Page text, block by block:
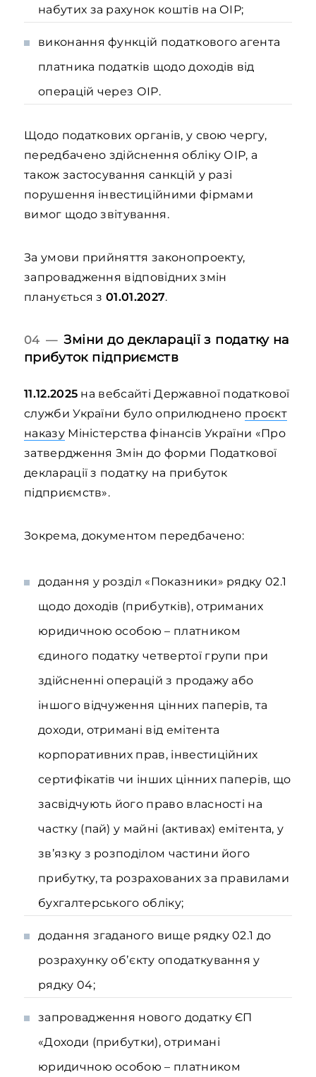
набутих за рахунок коштів на ОІР;
виконання функцій податкового агента
платника податків щодо доходів від
операцій через ОІР.
Щодо податкових органів, у свою чергу,
передбачено здійснення обліку ОІР, а
також застосування санкцій у разі
порушення інвестиційними фірмами
вимог щодо звітування.
За умови прийняття законопроекту,
запровадження відповідних змін
планується з01.01.2027.
04 —Зміни до декларації з податку на
прибуток підприємств
11.12.2025 на вебсайті Державної податкової
служби України було оприлюднено проєкт
наказуМіністерства фінансів України «Про
затвердження Змін до форми Податкової
декларації з податку на прибуток
підприємств».
Зокрема, документом передбачено:
додання у розділ «Показники» рядку 02.1
щодо доходів (прибутків), отриманих
юридичною особою – платником
єдиного податку четвертої групи при
здійсненні операцій з продажу або
іншого відчуження цінних паперів, та
доходи, отримані від емітента
корпоративних прав, інвестиційних
сертифікатів чи інших цінних паперів, що
засвідчують його право власності на
частку (пай) у майні (активах) емітента, у
зв’язку з розподілом частини його
прибутку, та розрахованих за правилами
бухгалтерського обліку;
додання згаданого вище рядку 02.1 до
розрахунку обʼєкту оподаткування у
рядку 04;
запровадження нового додатку ЄП
«Доходи (прибутки), отримані
юридичною особою – платником